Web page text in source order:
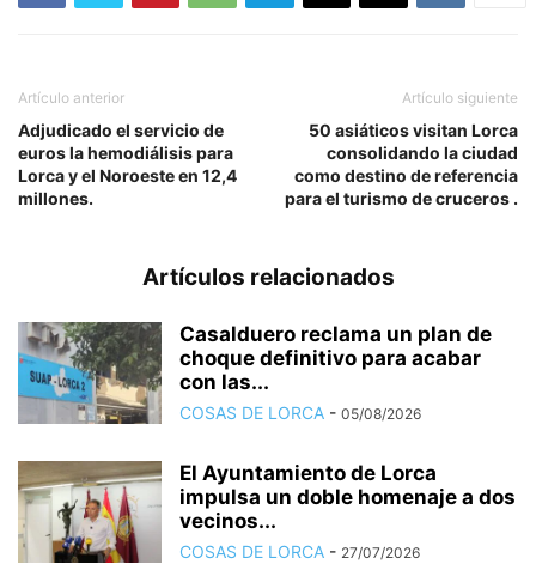
Artículo anterior
Adjudicado el servicio de
euros la hemodiálisis para
Lorca y el Noroeste en 12,4
millones.
Artículo siguiente
50 asiáticos visitan Lorca
consolidando la ciudad
como destino de referencia
para el turismo de cruceros .
Artículos relacionados
Casalduero reclama un plan de
choque definitivo para acabar
con las...
COSAS DE LORCA - 05/08/2026
El Ayuntamiento de Lorca
impulsa un doble homenaje a dos
vecinos...
COSAS DE LORCA - 27/07/2026